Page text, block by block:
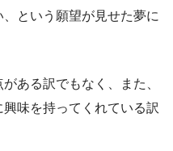
という願望が見せた夢に
ある訳でもなく、また、
味を持ってくれている訳